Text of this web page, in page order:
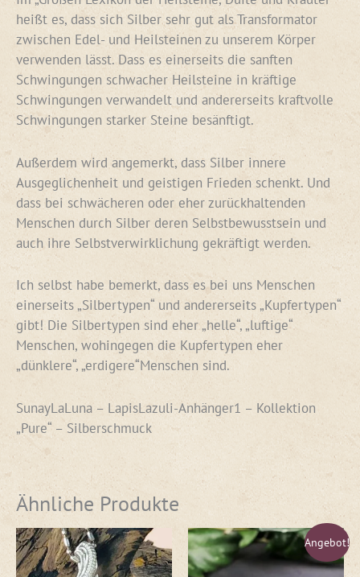
heißt es, dass sich Silber sehr gut als Transformator
zwischen Edel- und Heilsteinen zu unserem Körper
verwenden lässt. Dass es einerseits die sanften
Schwingungen schwacher Heilsteine in kräftige
Schwingungen verwandelt und andererseits kraftvolle
Schwingungen starker Steine besänftigt.
Außerdem wird angemerkt, dass Silber innere
Ausgeglichenheit und geistigen Frieden schenkt. Und
dass bei schwächeren oder eher zurückhaltenden
Menschen durch Silber deren Selbstbewusstsein und
auch ihre Selbstverwirklichung gekräftigt werden.
Ich selbst habe bemerkt, dass es bei uns Menschen
einerseits „Silbertypen“ und andererseits „Kupfertypen“
gibt! Die Silbertypen sind eher „helle“, „luftige“
Menschen, wohingegen die Kupfertypen eher
„dünklere“, „erdigere“Menschen sind.
SunayLaLuna – LapisLazuli-Anhänger1 – Kollektion
„Pure“ – Silberschmuck
Ähnliche Produkte
Angebot!
Ursprünglicher
Preis
war:
Aktueller
Preis
ist: